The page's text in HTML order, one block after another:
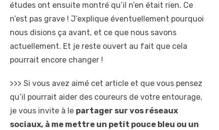
études ont ensuite montré qu’il n’en était rien. Ce
n’est pas grave ! J’explique éventuellement pourquoi
nous disions ça avant, et ce que nous savons
actuellement. Et je reste ouvert au fait que cela
pourrait encore changer !
>>> Si vous avez aimé cet article et que vous pensez
qu’il pourrait aider des coureurs de votre entourage,
je vous invite à le partager sur vos réseaux
sociaux, à me mettre un petit pouce bleu ou un